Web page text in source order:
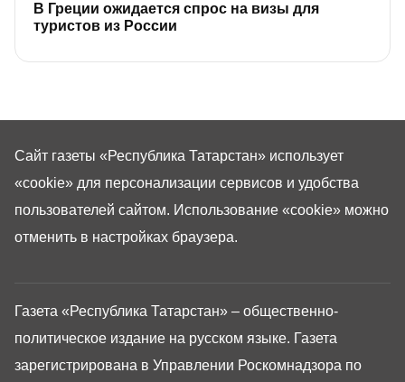
В Греции ожидается спрос на визы для
туристов из России
Газета «Республика Татарстан» – общественно-
политическое издание на русском языке. Газета
зарегистрирована в Управлении Роскомнадзора по
Сайт газеты «Республика Татарстан» использует
«cookie» для персонализации сервисов и удобства
пользователей сайтом. Использование «cookie» можно
отменить в настройках браузера.